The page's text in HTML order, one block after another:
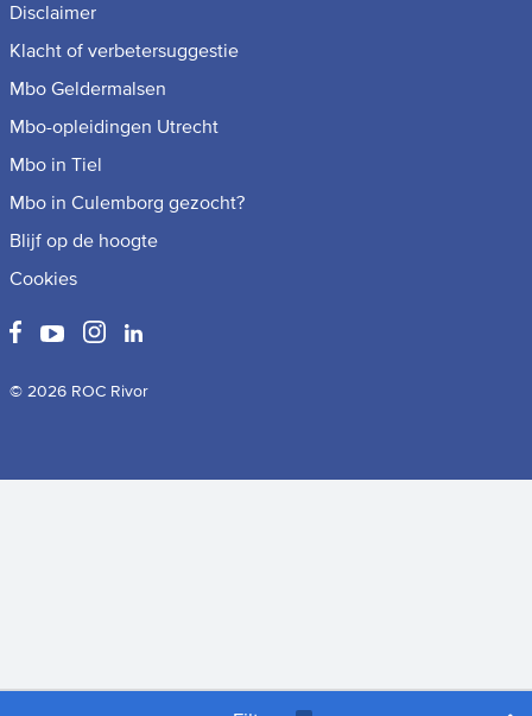
Disclaimer
Klacht of verbetersuggestie
Mbo Geldermalsen
Mbo-opleidingen Utrecht
Mbo in Tiel
Mbo in Culemborg gezocht?
Blijf op de hoogte
Cookies
© 2026 ROC Rivor